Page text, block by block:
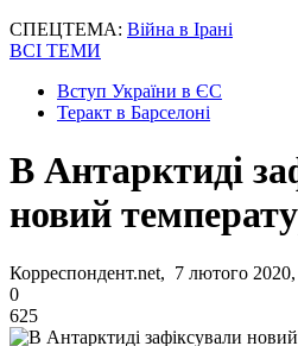
СПЕЦТЕМА: Війна в Ірані
ВСІ ТЕМИ
Вступ України в ЄС
Теракт в Барселоні
В Антарктиді
новий
Корреспондент.net, 7 лютого
0
625